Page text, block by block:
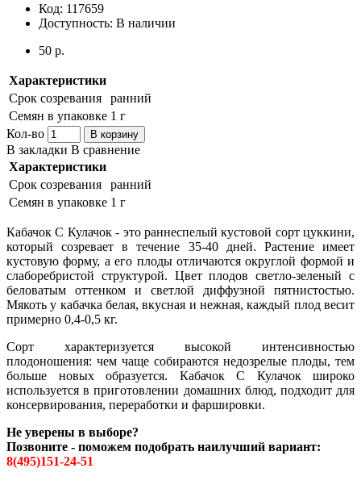
Код: 117659
Доступность: В наличии
50 р.
Характеристики
Срок созревания
ранний
Семян в упаковке 1 г
Кол-во
В корзину
В закладки В сравнение
Характеристики
Срок созревания
ранний
Семян в упаковке 1 г
Кабачок С Кулачок - это раннеспелый кустовой сорт цуккини,
который созревает в течение 35-40 дней. Растение имеет
кустовую форму, а его плоды отличаются округлой формой и
слаборебристой структурой. Цвет плодов светло-зеленый с
беловатым оттенком и светлой диффузной пятнистостью.
Мякоть у кабачка белая, вкусная и нежная, каждый плод весит
примерно 0,4-0,5 кг.
Сорт характеризуется высокой интенсивностью
плодоношения: чем чаще собираются недозрелые плоды, тем
больше новых образуется. Кабачок С Кулачок широко
используется в приготовлении домашних блюд, подходит для
консервирования, переработки и фаршировки.
Не уверены в выборе?
Позвоните - поможем подобрать наилучший вариант:
8(495)151-24-51